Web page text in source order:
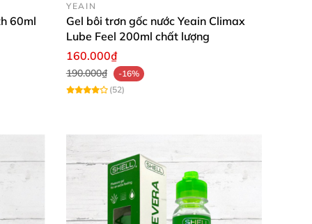
60ml
YEAIN
Gel bôi trơn gốc nước Yeain Climax
Lube Feel 200ml chất lượng
160.000₫
190.000₫
-16%
(52)